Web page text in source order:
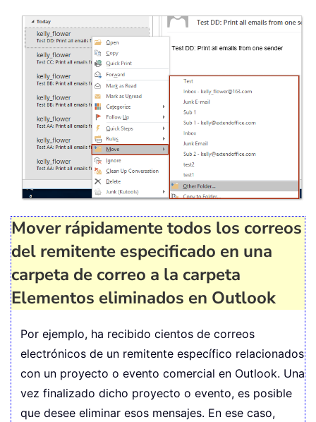
Mover rápidamente todos los correos
del remitente especificado en una
carpeta de correo a la carpeta
Elementos eliminados en Outlook
Por ejemplo, ha recibido cientos de correos
electrónicos de un remitente específico relacionados
con un proyecto o evento comercial en Outlook. Una
vez finalizado dicho proyecto o evento, es posible
que desee eliminar esos mensajes. En ese caso,